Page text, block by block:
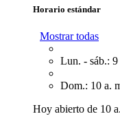
Horario estándar
Mostrar todas
Lun. - sáb.:
Dom.: 10 a.
Hoy abierto de 10